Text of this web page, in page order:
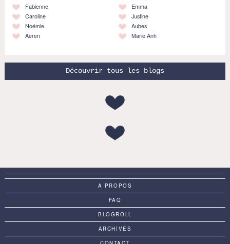
Fabienne
Caroline
Noémie
Aeren
Emma
Justine
Aubes
Marie Anh
Découvrir tous les blogs
A PROPOS
FAQ
BLOGROLL
ARCHIVES